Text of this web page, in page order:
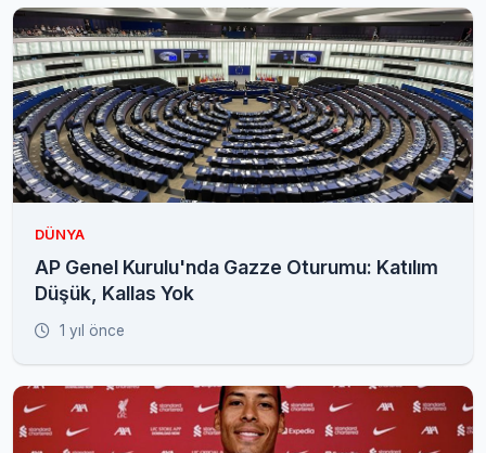
DÜNYA
AP Genel Kurulu'nda Gazze Oturumu: Katılım
Düşük, Kallas Yok
1 yıl önce